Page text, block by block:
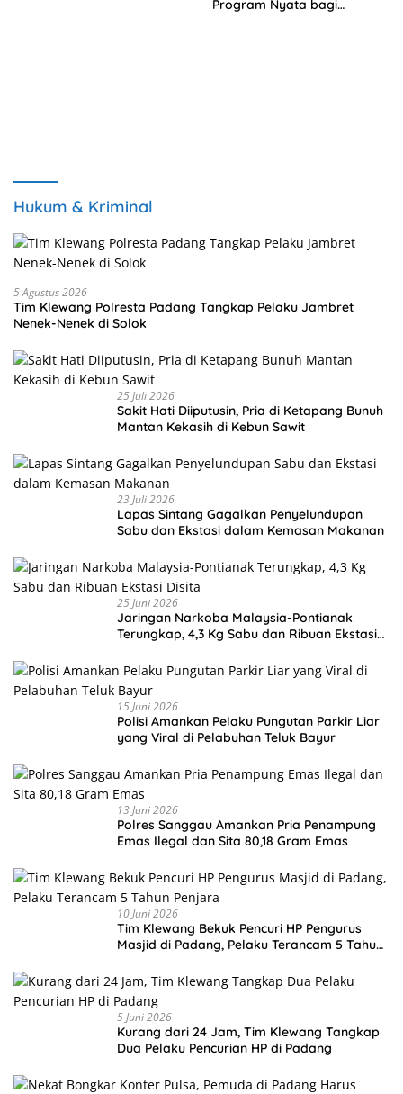
Program Nyata bagi
Hukum & Kriminal
5 Agustus 2026
Tim Klewang Polresta Padang Tangkap Pelaku Jambret
Nenek-Nenek di Solok
25 Juli 2026
Sakit Hati Diiputusin, Pria di Ketapang Bunuh
Mantan Kekasih di Kebun Sawit
23 Juli 2026
Lapas Sintang Gagalkan Penyelundupan
Sabu dan Ekstasi dalam Kemasan Makanan
25 Juni 2026
Jaringan Narkoba Malaysia-Pontianak
Terungkap, 4,3 Kg Sabu dan Ribuan Ekstasi
15 Juni 2026
Polisi Amankan Pelaku Pungutan Parkir Liar
yang Viral di Pelabuhan Teluk Bayur
13 Juni 2026
Polres Sanggau Amankan Pria Penampung
Emas Ilegal dan Sita 80,18 Gram Emas
10 Juni 2026
Tim Klewang Bekuk Pencuri HP Pengurus
Masjid di Padang, Pelaku Terancam 5 Tahun
5 Juni 2026
Kurang dari 24 Jam, Tim Klewang Tangkap
Dua Pelaku Pencurian HP di Padang